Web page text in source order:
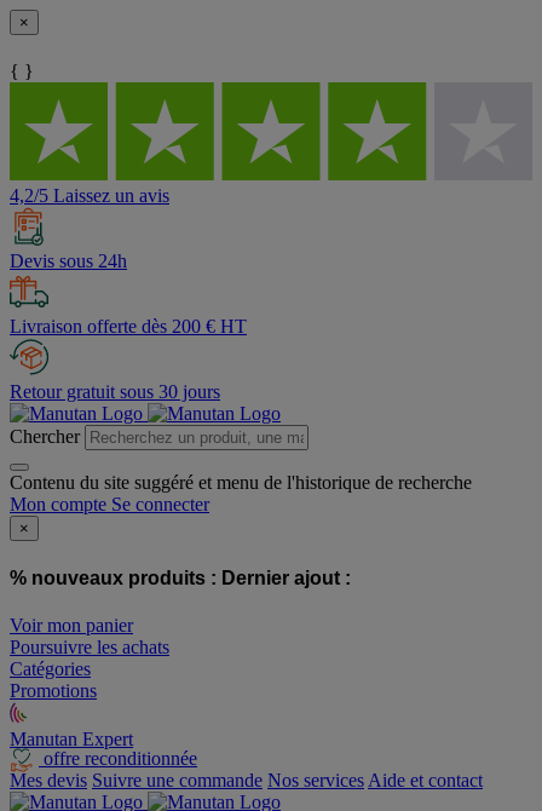
×
{ }
4,2/5 Laissez un avis
Devis sous 24h
Livraison offerte dès 200 € HT
Retour gratuit sous 30 jours
Chercher
Contenu du site suggéré et menu de l'historique de recherche
Mon compte Se connecter
×
% nouveaux produits : Dernier ajout :
Voir mon panier
Poursuivre les achats
Catégories
Promotions
Manutan Expert
offre reconditionnée
Mes devis Suivre une commande Nos services Aide et contact